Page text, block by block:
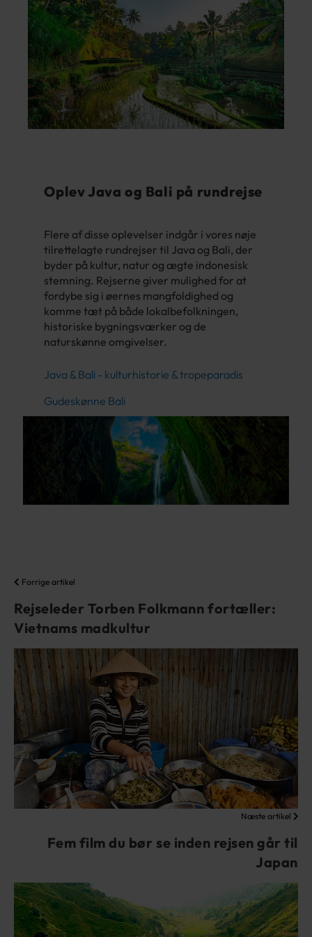
Oplev Java og Bali på rundrejse
Flere af disse oplevelser indgår i vores nøje
tilrettelagte rundrejser til Java og Bali, der
byder på kultur, natur og ægte indonesisk
stemning. Rejserne giver mulighed for at
fordybe sig i øernes mangfoldighed og
komme tæt på både lokalbefolkningen,
historiske bygningsværker og de
naturskønne omgivelser.
Java & Bali - kulturhistorie & tropeparadis
Gudeskønne Bali
Forrige artikel
Rejseleder Torben Folkmann fortæller:
Vietnams madkultur
Næste artikel
Fem film du bør se inden rejsen går til
Japan